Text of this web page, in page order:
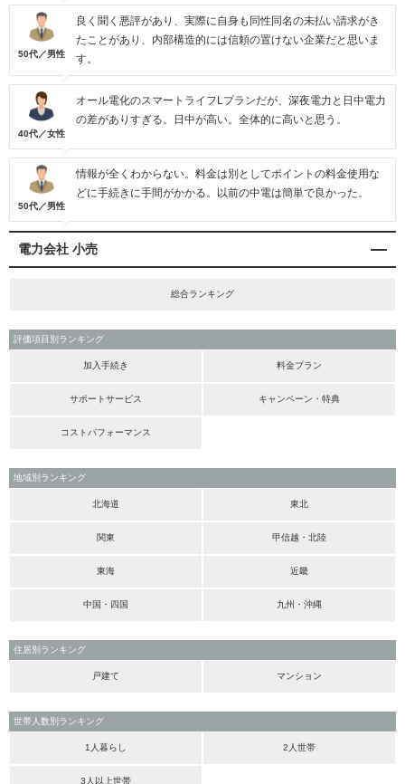
50代／男性
良く聞く悪評があり、実際に自身も同性同名の未払い請求がき
たことがあり、内部構造的には信頼の置けない企業だと思いま
す。
40代／女性
オール電化のスマートライフLプランだが、深夜電力と日中電力
の差がありすぎる。日中が高い。全体的に高いと思う。
50代／男性
情報が全くわからない。料金は別としてポイントの料金使用な
どに手続きに手間がかかる。以前の中電は簡単で良かった。
電力会社 小売
総合ランキング
評価項目別ランキング
加入手続き 料金プラン
サポートサービス キャンペーン・特典
コストパフォーマンス
地域別ランキング
北海道 東北
関東 甲信越・北陸
東海 近畿
中国・四国 九州・沖縄
住居別ランキング
戸建て マンション
世帯人数別ランキング
1人暮らし 2人世帯
3人以上世帯